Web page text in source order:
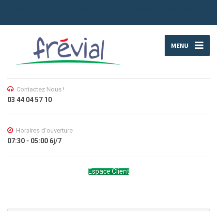
MENU
Contactez Nous !
03 44 04 57 10
Horaires d'ouverture
07:30 - 05:00 6j/7
Espace Client